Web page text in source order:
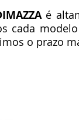
é
cada
o prazo